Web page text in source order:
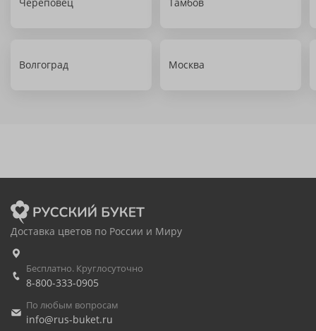
Волгоград Москва
Доставка цветов по России и Миру
Бесплатно. Круглосуточно
8-800-333-0905
По любым вопросам
info@rus-buket.ru